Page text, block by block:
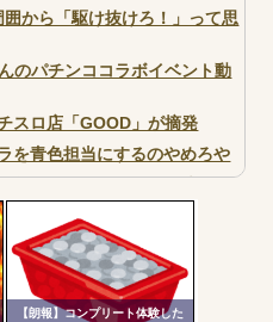
から「駆け抜けろ！」って思
のパチンココラボイベント動
スロ店「GOOD」が摘発
を青色担当にするのやめろや
前で会員カードを握り潰し
やが、ワイの人生どれくらい
ニメの思い出ｗｗｗ
【朗報】コンプリート体験した